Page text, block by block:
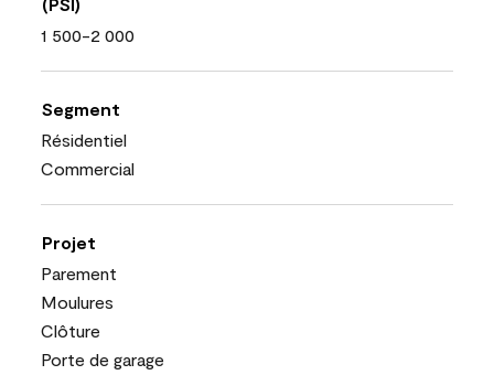
1 500-2 000
Segment
Résidentiel
Commercial
Projet
Parement
Moulures
Clôture
Porte de garage